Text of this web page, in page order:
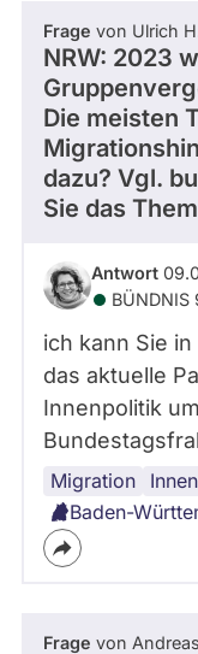
Frage von Ulrich
NRW: 2023
Die meisten
dazu? Vgl.
Sie das
Antwort
BÜNDNIS
ich kann Sie
das aktuelle
Innenpolitik
Migration
Baden-
Frage von